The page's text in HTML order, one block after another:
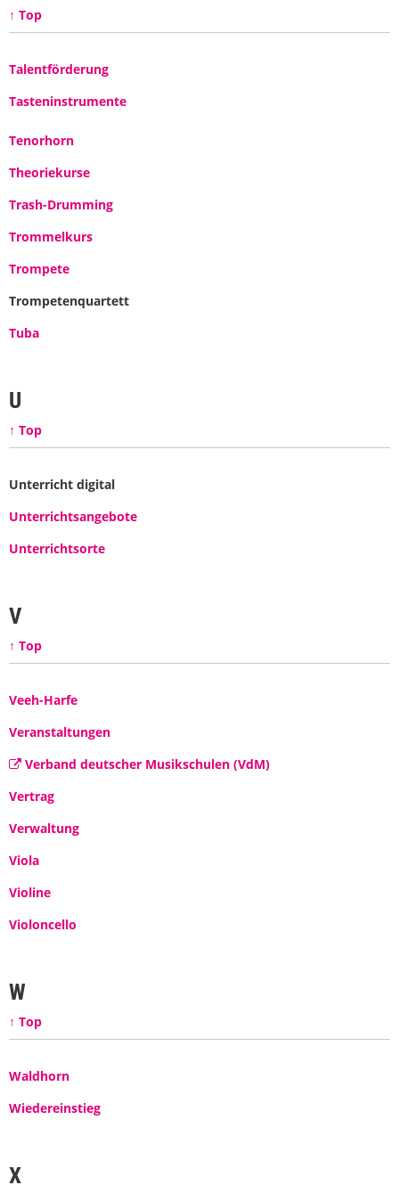
↑ Top
Talentförderung
Tasteninstrumente
Tenorhorn
Theoriekurse
Trash-Drumming
Trommelkurs
Trompete
Trompetenquartett
Tuba
U
↑ Top
Unterricht digital
Unterrichtsangebote
Unterrichtsorte
V
↑ Top
Veeh-Harfe
Veranstaltungen
Verband deutscher Musikschulen (VdM)
Vertrag
Verwaltung
Viola
Violine
Violoncello
W
↑ Top
Waldhorn
Wiedereinstieg
X